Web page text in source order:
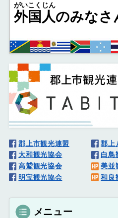
外国人
がいこくじん
のみなさ
郡上市観光連盟
郡上
大和観光協会
白鳥
高鷲観光協会
美並
明宝観光協会
和良
メニュー